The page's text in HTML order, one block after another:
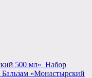
500 мл» Набор
«Монастырский